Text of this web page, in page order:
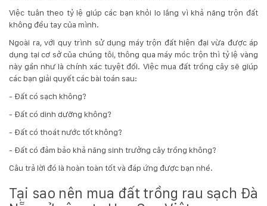
Việc tuân theo tỷ lệ giúp các bạn khỏi lo lắng vì khả năng trộn đất
không đều tay của mình.
Ngoài ra, với quy trình sử dụng máy trộn đất hiện đại vừa được áp
dụng tại cơ sở của chúng tôi, thông qua máy móc trộn thì tỷ lệ vàng
này gần như là chính xác tuyệt đối. Việc mua đất trồng cây sẽ giúp
các bạn giải quyết các bài toán sau:
- Đất có sạch không?
- Đất có dinh dưỡng không?
- Đất có thoát nước tốt không?
- Đất có đảm bảo khả năng sinh trưởng cây trồng không?
Câu trả lời đó là hoàn toàn tốt và đáp ứng được bạn nhé.
Tại sao nên mua đất trồng rau sạch Đà